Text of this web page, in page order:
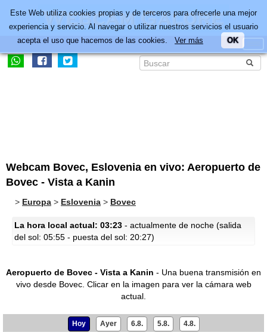
Webcam Bovec, Eslovenia en vivo: Aeropuerto de
Bovec - Vista a Kanin
> Europa > Eslovenia > Bovec
La hora local actual: 03:23 - actualmente de noche (salida
del sol: 05:55 - puesta del sol: 20:27)
Aeropuerto de Bovec - Vista a Kanin - Una buena transmisión en
vivo desde Bovec. Clicar en la imagen para ver la cámara web
actual.
Hoy Ayer 6.8. 5.8. 4.8.
Este Web utiliza cookies propias y de terceros para ofrecerle una mejor
experiencia y servicio. Al navegar o utilizar nuestros servicios el usuario
acepta el uso que hacemos de las cookies. Ver más OK